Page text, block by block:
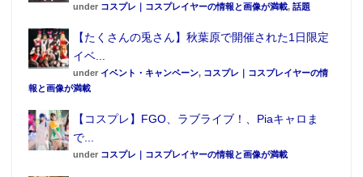
under コスプレ｜コスプレイヤーの情報と画像が満載, 話題
【たくさんの兎さん】秋葉原で開催された1日限定
イベ...
under イベント・キャンペーン, コスプレ｜コスプレイヤーの情
報と画像が満載
【コスプレ】FGO、ラブライブ！、Piaキャロま
で...
under コスプレ｜コスプレイヤーの情報と画像が満載